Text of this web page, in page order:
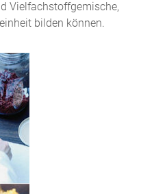
Vielfachstoffgemische,
bilden können.